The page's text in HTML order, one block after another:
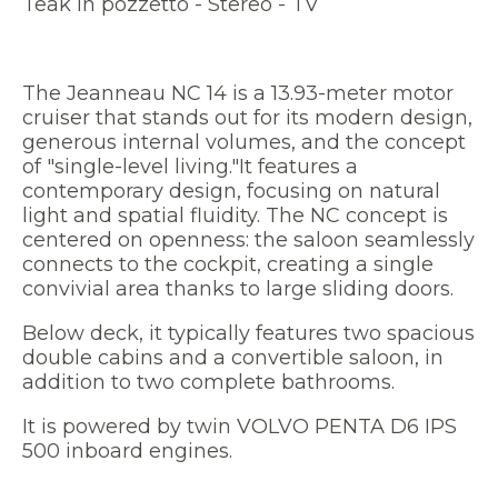
The Jeanneau NC 14 is a 13.93-meter motor
cruiser that stands out for its modern design,
generous internal volumes, and the concept
of "single-level living."It features a
contemporary design, focusing on natural
light and spatial fluidity. The NC concept is
centered on openness: the saloon seamlessly
connects to the cockpit, creating a single
convivial area thanks to large sliding doors.
Below deck, it typically features two spacious
double cabins and a convertible saloon, in
addition to two complete bathrooms.
It is powered by twin VOLVO PENTA D6 IPS
500 inboard engines.